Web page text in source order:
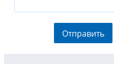
Отправить